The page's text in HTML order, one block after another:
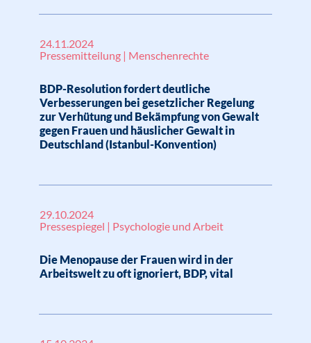
24.11.2024
Pressemitteilung | Menschenrechte
BDP-Resolution fordert deutliche
Verbesserungen bei gesetzlicher Regelung
zur Verhütung und Bekämpfung von Gewalt
gegen Frauen und häuslicher Gewalt in
Deutschland (Istanbul-Konvention)
29.10.2024
Pressespiegel | Psychologie und Arbeit
Die Menopause der Frauen wird in der
Arbeitswelt zu oft ignoriert, BDP, vital